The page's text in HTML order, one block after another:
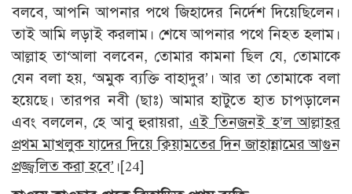
বলবে, আপনি আপনার পথে জিহাদের নির্দেশ দিয়েছিলেন।
তাই আমি লড়াই করলাম। শেষে আপনার পথে নিহত হলাম।
আল্লাহ তা‘আলা বলবেন, তোমার কামনা ছিল যে, তোমাকে
যেন বলা হয়, ‘অমুক ব্যক্তি বাহাদুর’। আর তা তোমাকে বলা
হয়েছে। তারপর নবী (ছাঃ) আমার হাটুতে হাত চাপড়ালেন
এবং বললেন, হে আবু হুরায়রা, এই তিনজনই হ’ল আল্লাহর
প্রথম মাখলুক যাদের দিয়ে ক্বিয়ামতের দিন জাহান্নামের আগুন
প্রজ্জ্বলিত করা হবে’ ।[24]